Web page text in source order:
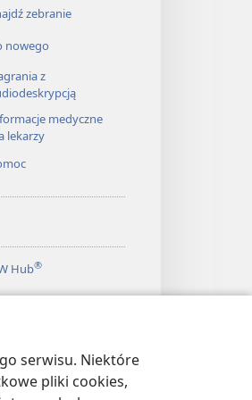
serwisu. Niektóre
pliki cookies,
zebranie
nowego
z
medyczne
lekarzy
Hub®